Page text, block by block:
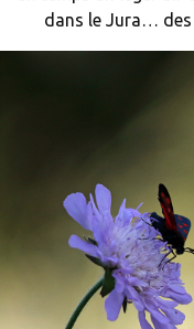
dans le Jura… des